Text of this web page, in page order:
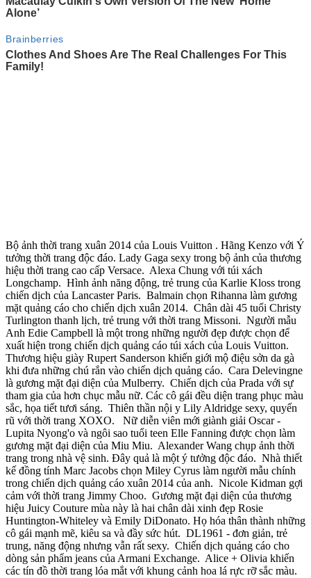
Bộ ảnh thời trang xuân 2014 của Louis Vuitton . Hãng Kenzo với Ý
tưởng thời trang độc đáo. Lady Gaga sexy trong bộ ảnh của thương
hiệu thời trang cao cấp Versace. Alexa Chung với túi xách
Longchamp. Hình ảnh năng động, trẻ trung của Karlie Kloss trong
chiến dịch của Lancaster Paris. Balmain chọn Rihanna làm gương
mặt quảng cáo cho chiến dịch xuân 2014. Chân dài 45 tuổi Christy
Turlington thanh lịch, trẻ trung với thời trang Missoni. Người mẫu
Anh Edie Campbell là một trong những người đẹp được chọn để
xuất hiện trong chiến dịch quảng cáo túi xách của Louis Vuitton.
Thương hiệu giày Rupert Sanderson khiến giới mộ điệu sởn da gà
khi đưa những chú rắn vào chiến dịch quảng cáo. Cara Delevingne
là gương mặt đại diện của Mulberry. Chiến dịch của Prada với sự
tham gia của hơn chục mẫu nữ. Các cô gái đều diện trang phục màu
sắc, họa tiết tươi sáng. Thiên thần nội y Lily Aldridge se‌ּxy, quyến
rũ với thời trang XOXO.
Nữ diễn viên mới giành giải Oscar -
Lupita Nyong'o và ngôi sao tuổi teen Elle Fanning được chọn làm
gương mặt đại diện của Miu Miu. Alexander Wang chụp ảnh thời
trang trong nhà vệ sinh. Đây quả là một ý tưởng độc đáo. Nhà thiết
kế đồn‌g tín‌h Marc Jacobs chọn Miley Cyrus làm người mẫu chính
trong chiến dịch quảng cáo xuân 2014 của anh. Nicole Kidman gợi
cảm với thời trang Jimmy Choo. Gương mặt đại diện của thương
hiệu Juicy Couture mùa này là hai chân dài xinh đẹp Rosie
Huntington-Whiteley và Emily DiDonato. Họ hóa thân thành những
cô gái mạnh mẽ, kiêu sa và đầy sức hút. DL1961 - đơn giản, trẻ
trung, năng động nhưng vẫn rất se‌ּxy. Chiến dịch quảng cáo cho
dòng sản phẩm jeans của Armani Exchange. Alice + Olivia khiến
các tín đồ thời trang lóa mắt với khung cảnh hoa lá rực rỡ sắc màu.